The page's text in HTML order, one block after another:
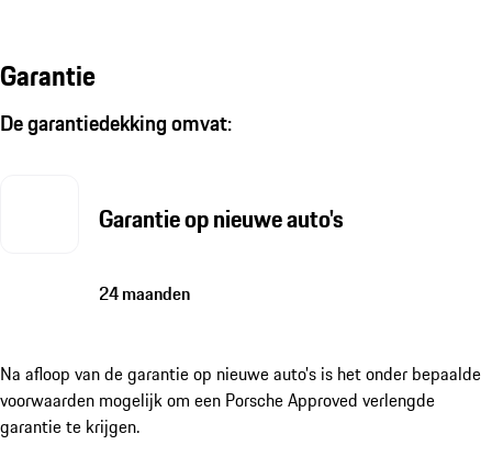
Garantie
De garantiedekking omvat:
Garantie op nieuwe auto's
24 maanden
Na afloop van de garantie op nieuwe auto's is het onder bepaalde
voorwaarden mogelijk om een Porsche Approved verlengde
garantie te krijgen.